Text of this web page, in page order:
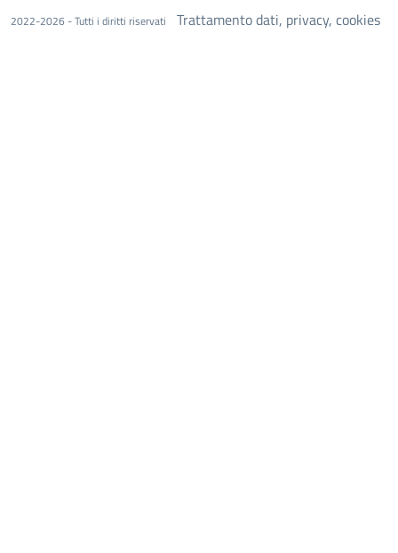
2022-2026 - Tutti i diritti riservati Trattamento dati, privacy, cookies